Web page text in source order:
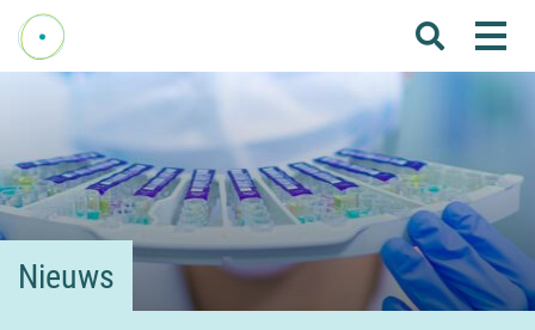
Over Fenelab
Commissies
Nieuws